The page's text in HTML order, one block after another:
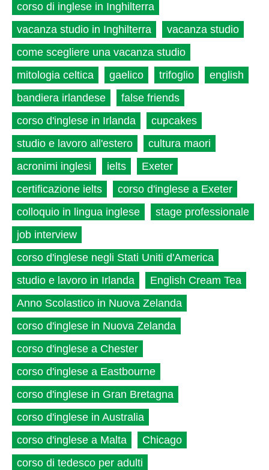
corso di inglese in Inghilterra
vacanza studio in Inghilterra
vacanza studio
come scegliere una vacanza studio
mitologia celtica
gaelico trifoglio
english
bandiera irlandese
false friends
corso d'inglese in Irlanda
cupcakes
studio e lavoro all'estero
cultura maori
acronimi inglesi
ielts
Exeter
certificazione ielts
corso d'inglese a Exeter
colloquio in lingua inglese
stage professionale
job interview
corso d'inglese negli Stati Uniti d'America
studio e lavoro in Irlanda
English Cream Tea
Anno Scolastico in Nuova Zelanda
corso d'inglese in Nuova Zelanda
corso d'inglese a Chester
corso d'inglese a Eastbourne
corso d'inglese in Gran Bretagna
corso d'inglese in Australia
corso d'inglese a Malta
Chicago
corso di tedesco per adulti